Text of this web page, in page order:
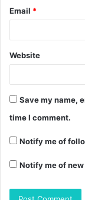
Email *
Website
Save my name,
time I comment.
Notify me of
Notify me of